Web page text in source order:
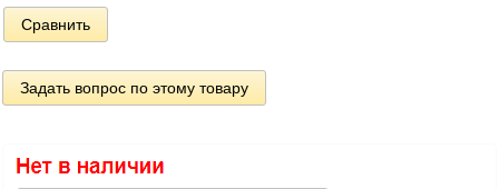
Сравнить
Задать вопрос по этому товару